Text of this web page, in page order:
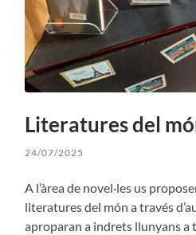
Literatures del
24/07/2025
A l’àrea de novel·les us
literatures del món a través
aproparan a indrets llunyans a